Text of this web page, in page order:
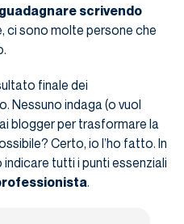
guadagnare scrivendo
ci sono molte persone che
finale dei
Nessuno indaga (o vuol
blogger per trasformare la
Certo, io l’ho fatto. In
tutti i punti essenziali
.